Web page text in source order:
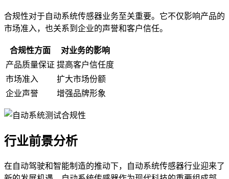
合规性对于自动系统传感器业务至关重要。它不仅影响产品的
市场准入，也关系到企业的声誉和客户信任。
合规性方面
对业务的影响
产品质量保证 提高客户信任度
市场准入
扩大市场份额
企业声誉
增强品牌形象
行业前景分析
在自动驾驶和智能制造的推动下，自动系统传感器行业迎来了